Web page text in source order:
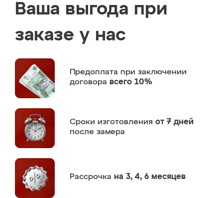
Ваша выгода при
заказе у нас
Предоплата при заключении
договора всего 10%
Сроки изготовления от 7 дней
после замера
Рассрочка на 3, 4, 6 месяцев